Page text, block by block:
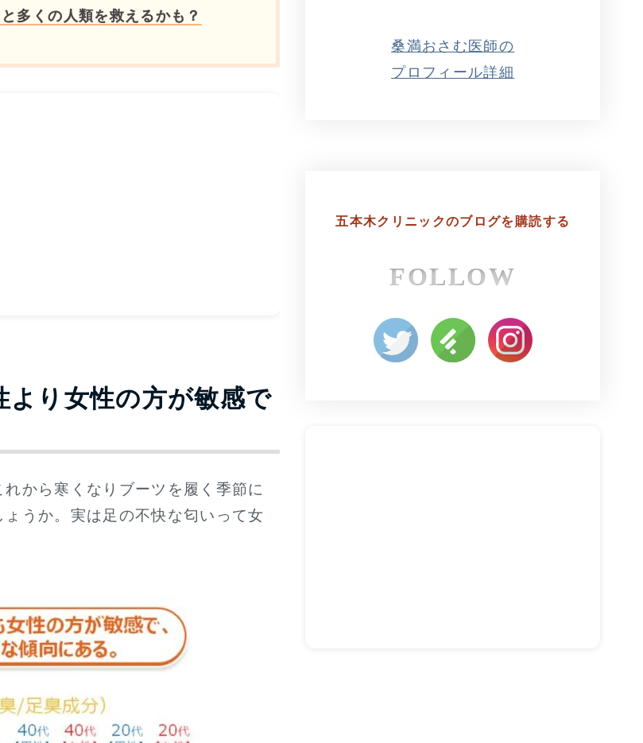
多くの人類を救えるかも？
り女性の方が敏感で
から寒くなりブーツを履く季節に
うか。実は足の不快な匂いって女
桑満おさむ医師の
プロフィール詳細
五本木クリニックのブログを購読する
FOLLOW